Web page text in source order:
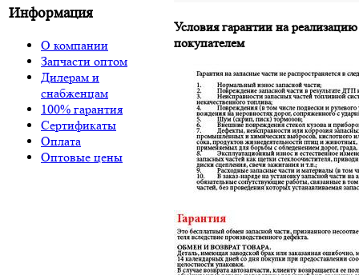
Информация
О компании
Запчасти оптом
Дилерам и
снабженцам
100% гарантия
Сертификаты
Оплата
Оптовые цены
Условия гарантии на
покупателем